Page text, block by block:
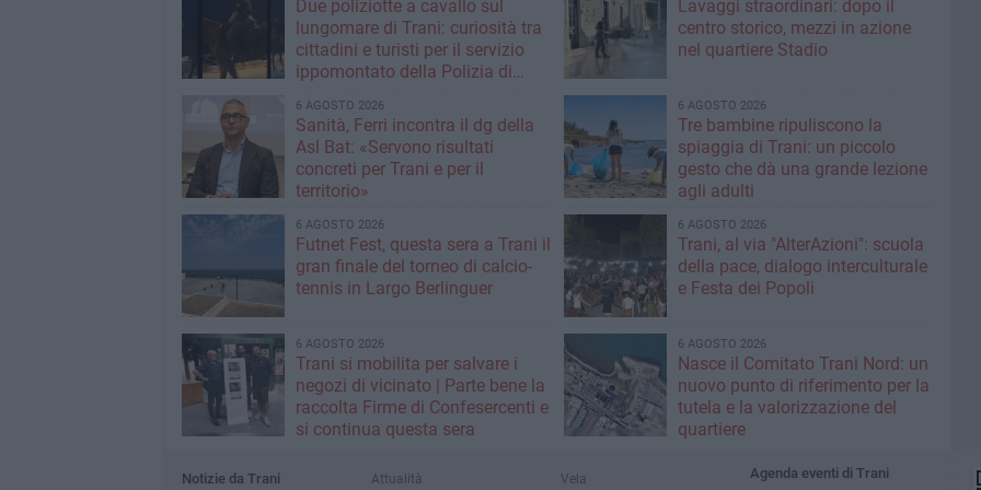
Due poliziotte a cavallo sul
lungomare di Trani: curiosità tra
cittadini e turisti per il servizio
ippomontato della Polizia di
Lavaggi straordinari: dopo il
centro storico, mezzi in azione
nel quartiere Stadio
6 AGOSTO 2026
Sanità, Ferri incontra il dg della
Asl Bat: «Servono risultati
concreti per Trani e per il
territorio»
6 AGOSTO 2026
Tre bambine ripuliscono la
spiaggia di Trani: un piccolo
gesto che dà una grande lezione
agli adulti
6 AGOSTO 2026
Futnet Fest, questa sera a Trani il
gran finale del torneo di calcio-
tennis in Largo Berlinguer
6 AGOSTO 2026
Trani, al via "AlterAzioni": scuola
della pace, dialogo interculturale
e Festa dei Popoli
6 AGOSTO 2026
Trani si mobilita per salvare i
negozi di vicinato | Parte bene la
raccolta Firme di Confesercenti e
si continua questa sera
6 AGOSTO 2026
Nasce il Comitato Trani Nord: un
nuovo punto di riferimento per la
tutela e la valorizzazione del
quartiere
Notizie da Trani Attualità Vela Agenda eventi di Trani